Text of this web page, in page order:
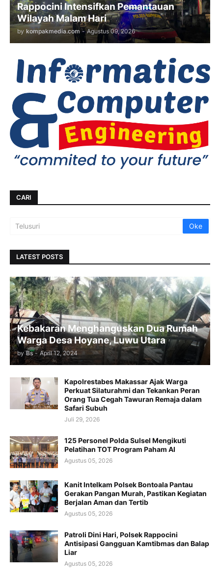
Rappocini Intensifkan Pemantauan
Wilayah Malam Hari
by kompakmedia.com - Agustus 09, 2026
CARI
LATEST POSTS
Kebakaran Menghanguskan Dua Rumah
Warga Desa Hoyane, Luwu Utara
by Bs - April 12, 2024
Kapolrestabes Makassar Ajak Warga
Perkuat Silaturahmi dan Tekankan Peran
Orang Tua Cegah Tawuran Remaja dalam
Safari Subuh
Juli 29, 2026
125 Personel Polda Sulsel Mengikuti
Pelatihan TOT Program Paham AI
Agustus 05, 2026
Kanit Intelkam Polsek Bontoala Pantau
Gerakan Pangan Murah, Pastikan Kegiatan
Berjalan Aman dan Tertib
Agustus 05, 2026
Patroli Dini Hari, Polsek Rappocini
Antisipasi Gangguan Kamtibmas dan Balap
Liar
Agustus 05, 2026